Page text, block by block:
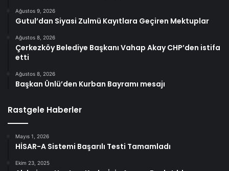
Ağustos 9, 2026
Gutul’dan Siyasi Zulmü Kayıtlara Geçiren Mektuplar
Ağustos 8, 2026
Çerkezköy Belediye Başkanı Vahap Akay CHP’den istifa
etti
Ağustos 8, 2026
Başkan Ünlü’den Kurban Bayramı mesajı
Rastgele Haberler
Mayıs 1, 2026
HİSAR-A Sistemi Başarılı Testi Tamamladı
Ekim 23, 2025